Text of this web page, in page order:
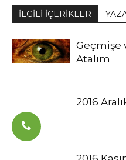
İLGİLİ İÇERİKLER
Geçmişe
Atalım
2016